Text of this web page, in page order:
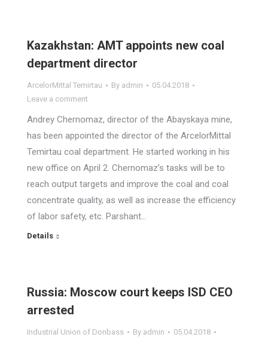
Kazakhstan: AMT appoints new coal
department director
ArcelorMittal Temirtau By admin
05.04.2018
Leave a comment
Andrey Chernomaz, director of the Abayskaya mine,
has been appointed the director of the ArcelorMittal
Temirtau coal department. He started working in his
new office on April 2. Chernomaz’s tasks will be to
reach output targets and improve the coal and coal
concentrate quality, as well as increase the efficiency
of labor safety, etc. Parshant…
Details
Russia: Moscow court keeps ISD CEO
arrested
Industrial Union of Donbass By admin
05.04.2018